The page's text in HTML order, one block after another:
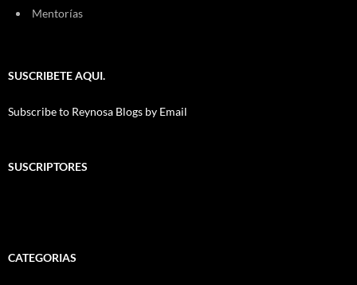
Mentorías
SUSCRIBETE AQUI.
Subscribe to Reynosa Blogs by Email
SUSCRIPTORES
CATEGORIAS